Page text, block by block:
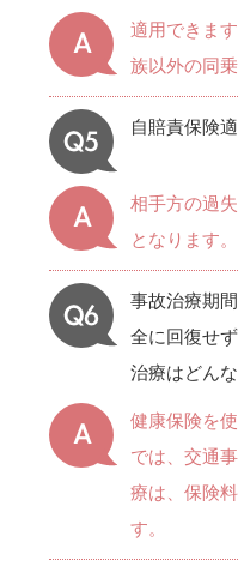
適用できま
族以外の同
自賠責保険
相手方の過
となります。
事故治療期
全に回復せ
治療はどん
健康保険を
では、交通
療は、保険
す。